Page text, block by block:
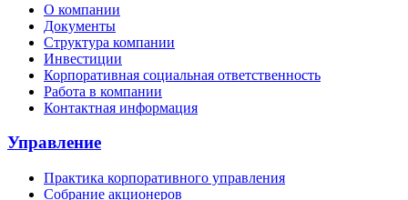
О компании
Документы
Структура компании
Инвестиции
Корпоративная социальная ответственность
Работа в компании
Контактная информация
Управление
Практика корпоративного управления
Собрание акционеров